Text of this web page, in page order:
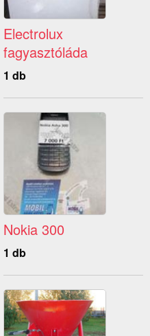
Electrolux
fagyasztóláda
1 db
Nokia 300
1 db